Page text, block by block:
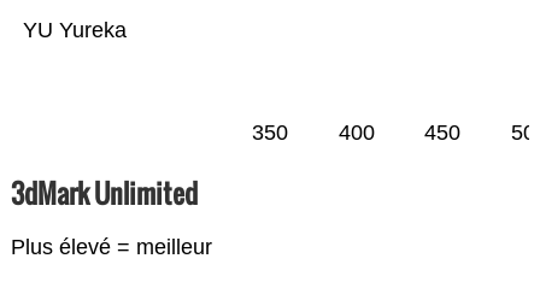
YU Yureka
350 400 450
3dMark Unlimited
Plus élevé = meilleur